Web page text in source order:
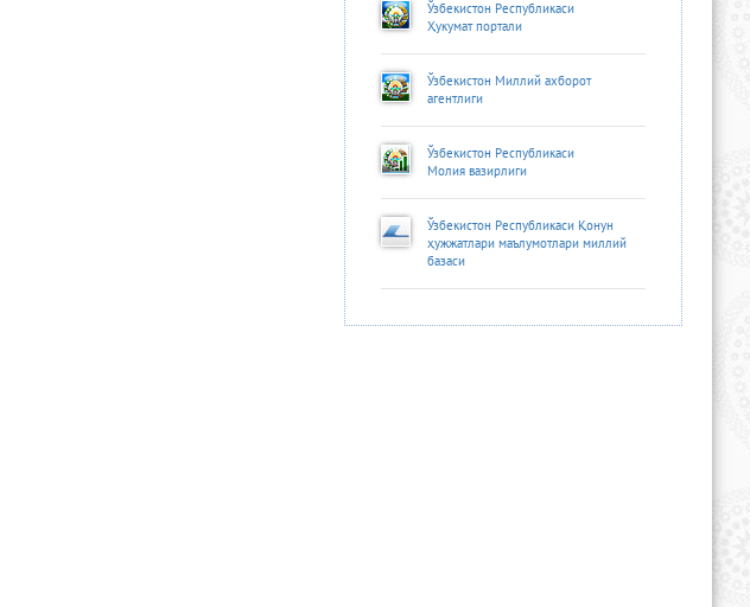
Ўзбекистон Республикаси
Ҳукумат портали
Ўзбекистон Миллий ахборот
агентлиги
Ўзбекистон Республикаси
Молия вазирлиги
Ўзбекистон Республикаси Қонун
ҳужжатлари маълумотлари миллий
базаси